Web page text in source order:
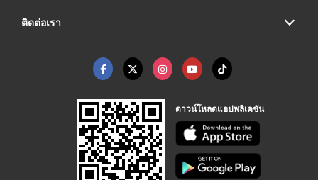
ติดต่อเรา
ดาวน์โหลดแอปพลิเคชัน